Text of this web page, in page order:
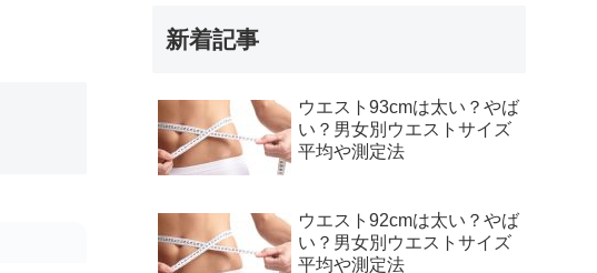
新着記事
ウエスト93cmは太い？やば
い？男女別ウエストサイズ
平均や測定法
ウエスト92cmは太い？やば
い？男女別ウエストサイズ
平均や測定法